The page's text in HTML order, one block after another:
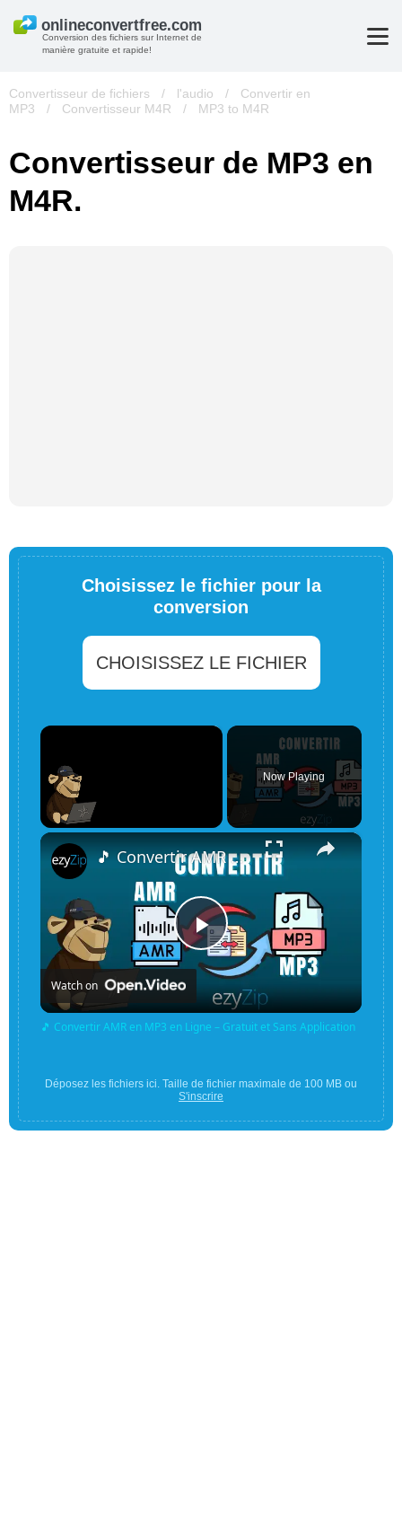
Conversion des fichiers sur Internet de
manière gratuite et rapide!
Convertisseur de fichiers / l'audio /
Convertir en
MP3
/ Convertisseur M4R / MP3 to M4R
Convertisseur de MP3 en
M4R.
Choisissez le fichier pour la
conversion
CHOISISSEZ LE FICHIER
×
Now Playing
×
Play
Video
🎵 Convertir AMR en MP3 en Ligne – Gratuit et Sans Application
Watch on
🎵 Convertir AMR en MP3 en Ligne – Gratuit et Sans Application
Déposez les fichiers ici. Taille de fichier maximale de 100 MB ou
S'inscrire